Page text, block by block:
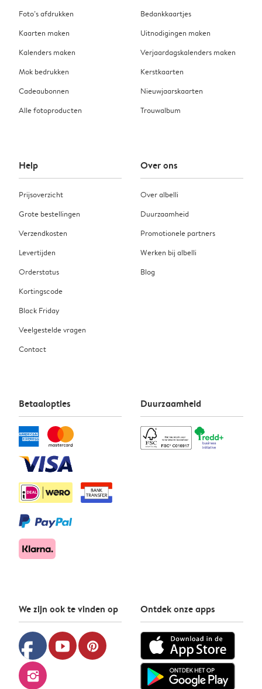
Foto’s afdrukken
Kaarten maken
Kalenders maken
Mok bedrukken
Cadeaubonnen
Alle fotoproducten
Bedankkaartjes
Uitnodigingen maken
Verjaardagskalenders maken
Kerstkaarten
Nieuwjaarskaarten
Trouwalbum
Help
Prijsoverzicht
Grote bestellingen
Verzendkosten
Levertijden
Orderstatus
Kortingscode
Black Friday
Veelgestelde vragen
Contact
Over ons
Over albelli
Duurzaamheid
Promotionele partners
Werken bij albelli
Blog
Betaalopties Duurzaamheid
We zijn ook te vinden op
facebook youtube pinterest
instagram
Ontdek onze apps